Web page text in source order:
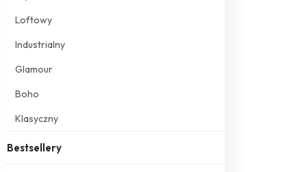
Loftowy
Industrialny
Glamour
Boho
Klasyczny
Bestsellery